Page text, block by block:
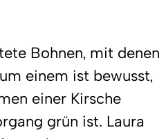
Bohnen, mit denen
einem ist bewusst,
einer Kirsche
grün ist. Laura